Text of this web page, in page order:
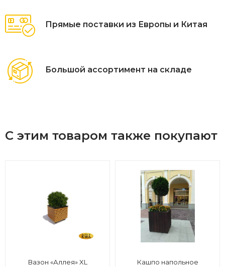
Прямые поставки из Европы и Китая
Большой ассортимент на складе
С этим товаром также покупают
Вазон «Аллея» XL
Кашпо напольное